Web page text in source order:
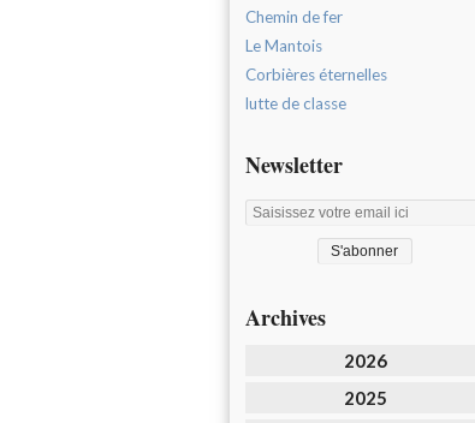
Chemin de fer
Le Mantois
Corbières éternelles
lutte de classe
Newsletter
Archives
2026
2025